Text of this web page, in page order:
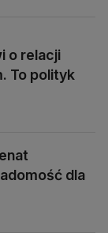
o relacji
To polityk
dla